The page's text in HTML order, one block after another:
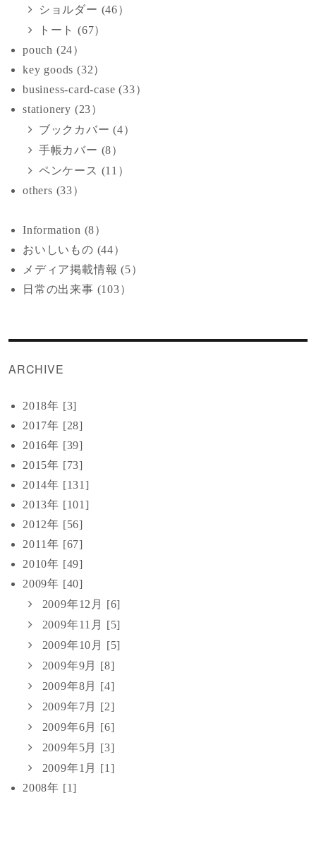
ショルダー (46）
トート (67）
pouch (24）
key goods (32）
business-card-case (33）
stationery (23）
ブックカバー (4）
手帳カバー (8）
ペンケース (11）
others (33）
Information (8）
おいしいもの (44）
メディア掲載情報 (5）
日常の出来事 (103）
ARCHIVE
2018年 [3]
2017年 [28]
2016年 [39]
2015年 [73]
2014年 [131]
2013年 [101]
2012年 [56]
2011年 [67]
2010年 [49]
2009年 [40]
2009年12月 [6]
2009年11月 [5]
2009年10月 [5]
2009年9月 [8]
2009年8月 [4]
2009年7月 [2]
2009年6月 [6]
2009年5月 [3]
2009年1月 [1]
2008年 [1]